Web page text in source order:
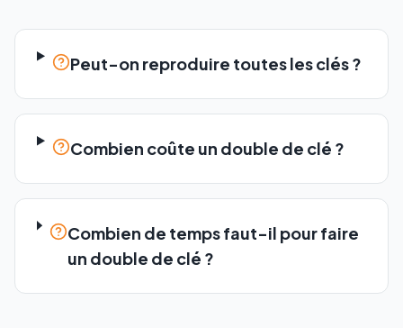
Peut-on reproduire toutes les clés ?
Combien coûte un double de clé ?
Combien de temps faut-il pour faire
un double de clé ?